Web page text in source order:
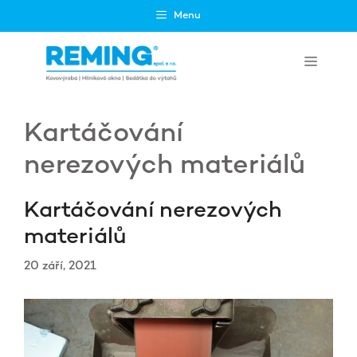
Menu
Menu
Kartáčování
nerezových materiálů
Kartáčování nerezových
materiálů
20 září, 2021